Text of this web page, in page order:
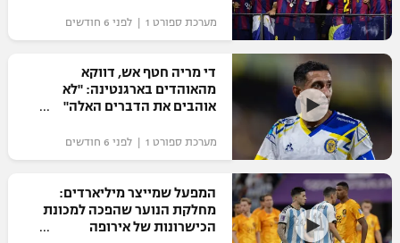
תנאי שימוש
מדיניות פרטיות
תקנון פעילות ספורט 1
רשיון להקרנה פומבית לבית עסק
הצטרפות לחבילת הערוצים
ספורט אתגרי ואקסטרים
אומנויות לחימה
גיימינג E-Sports
מערכת ספורט 1 | לפני 6 חודשים
די מריה חטף אש, דווקא
מהאוהדים בארגנטינה: "לא
אוהבים את הדברים האלה"
מערכת ספורט 1 | לפני 6 חודשים
המפעל שמייצר מיליארדים:
מחלקת הנוער שהפכה למכונת
הכישרונות של אירופה